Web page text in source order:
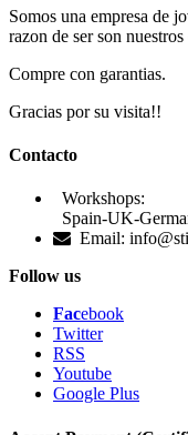
Somos una empresa de
razon de ser son nuestros
Compre con garantias.
Gracias por su visita!!
Contacto
Workshops:
Spain-UK-
Email:
Follow us
Facebook
Twitter
RSS
Youtube
Google Plus